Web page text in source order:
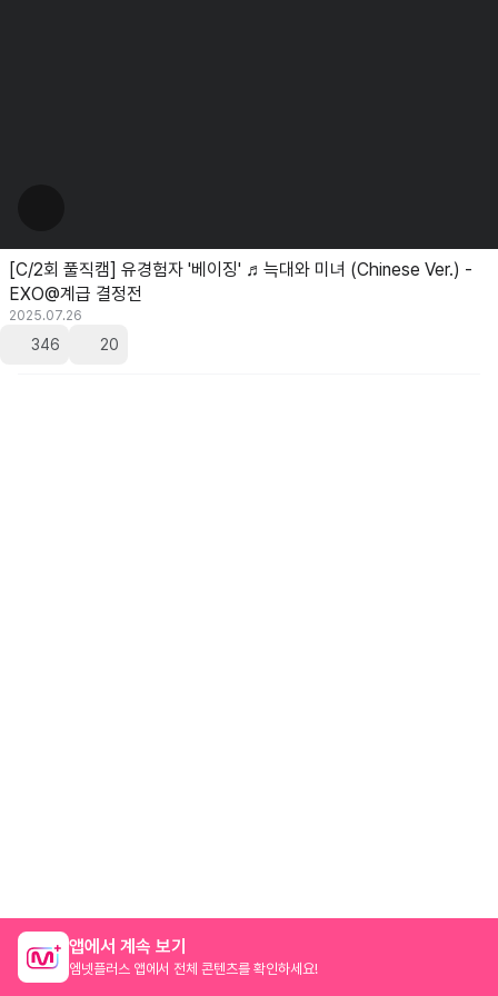
[C/2회 풀직캠] 유경험자 '베이징' ♬늑대와 미녀 (Chinese Ver.) -
EXO@계급 결정전
2025.07.26
346 20
앱에서 계속 보기
엠넷플러스 앱에서 전체 콘텐츠를 확인하세요!